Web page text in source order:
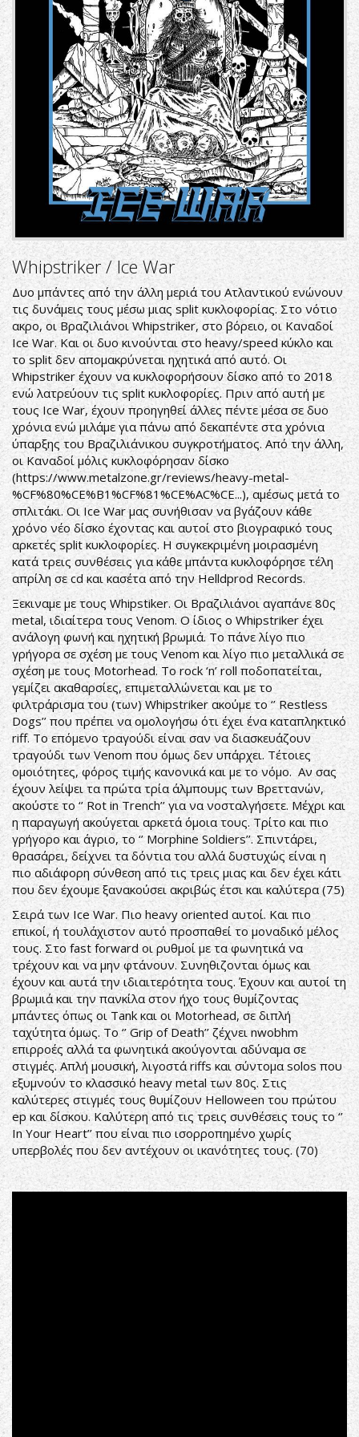
Whipstriker / Ice War
Δυο μπάντες από την άλλη μεριά του Ατλαντικού ενώνουν
τις δυνάμεις τους μέσω μιας split κυκλοφορίας. Στο νότιο
ακρο, οι Βραζιλιάνοι Whipstriker, στο βόρειο, οι Καναδοί
Ice War. Και οι δυο κινούνται στο heavy/speed κύκλο και
το split δεν απομακρύνεται ηχητικά από αυτό. Οι
Whipstriker έχουν να κυκλοφορήσουν δίσκο από το 2018
ενώ λατρεύουν τις split κυκλοφορίες. Πριν από αυτή με
τους Ice War, έχουν προηγηθεί άλλες πέντε μέσα σε δυο
χρόνια ενώ μιλάμε για πάνω από δεκαπέντε στα χρόνια
ύπαρξης του Βραζιλιάνικου συγκροτήματος. Από την άλλη,
οι Καναδοί μόλις κυκλοφόρησαν δίσκο
(https://www.metalzone.gr/reviews/heavy-metal-
%CF%80%CE%B1%CF%81%CE%AC%CE...), αμέσως μετά το
σπλιτάκι. Οι Ice War μας συνήθισαν να βγάζουν κάθε
χρόνο νέο δίσκο έχοντας και αυτοί στο βιογραφικό τους
αρκετές split κυκλοφορίες. Η συγκεκριμένη μοιρασμένη
κατά τρεις συνθέσεις για κάθε μπάντα κυκλοφόρησε τέλη
απρίλη σε cd και κασέτα από την Helldprod Records.
Ξεκιναμε με τους Whipstiker. Οι Βραζιλιάνοι αγαπάνε 80ς
metal, ιδιαίτερα τους Venom. Ο ίδιος ο Whipstriker έχει
ανάλογη φωνή και ηχητική βρωμιά. Το πάνε λίγο πιο
γρήγορα σε σχέση με τους Venom και λίγο πιο μεταλλικά σε
σχέση με τους Motorhead. Το rock ‘n’ roll ποδοπατείται,
γεμίζει ακαθαρσίες, επιμεταλλώνεται και με το
φιλτράρισμα του (των) Whipstriker ακούμε το ‘’ Restless
Dogs’’ που πρέπει να ομολογήσω ότι έχει ένα καταπληκτικό
riff. Το επόμενο τραγούδι είναι σαν να διασκευάζουν
τραγούδι των Venom που όμως δεν υπάρχει. Τέτοιες
ομοιότητες, φόρος τιμής κανονικά και με το νόμο. Αν σας
έχουν λείψει τα πρώτα τρία άλμπουμς των Βρεττανών,
ακούστε το ‘’ Rot in Trench’’ για να νοσταλγήσετε. Μέχρι και
η παραγωγή ακούγεται αρκετά όμοια τους. Τρίτο και πιο
γρήγορο και άγριο, το ‘’ Morphine Soldiers’’. Σπιντάρει,
θρασάρει, δείχνει τα δόντια του αλλά δυστυχώς είναι η
πιο αδιάφορη σύνθεση από τις τρεις μιας και δεν έχει κάτι
που δεν έχουμε ξανακούσει ακριβώς έτσι και καλύτερα (75)
Σειρά των Ice War. Πιο heavy oriented αυτοί. Και πιο
επικοί, ή τουλάχιστον αυτό προσπαθεί το μοναδικό μέλος
τους. Στο fast forward οι ρυθμοί με τα φωνητικά να
τρέχουν και να μην φτάνουν. Συνηθιζονται όμως και
έχουν και αυτά την ιδιαιτερότητα τους. Έχουν και αυτοί τη
βρωμιά και την πανκίλα στον ήχο τους θυμίζοντας
μπάντες όπως οι Tank και οι Motorhead, σε διπλή
ταχύτητα όμως. Το ‘’ Grip of Death’’ ζέχνει nwobhm
επιρροές αλλά τα φωνητικά ακούγονται αδύναμα σε
στιγμές. Απλή μουσική, λιγοστά riffs και σύντομα solos που
εξυμνούν το κλασσικό heavy metal των 80ς. Στις
καλύτερες στιγμές τους θυμίζουν Helloween του πρώτου
ep και δίσκου. Καλύτερη από τις τρεις συνθέσεις τους το ‘’
In Your Heart’’ που είναι πιο ισορροπημένο χωρίς
υπερβολές που δεν αντέχουν οι ικανότητες τους. (70)